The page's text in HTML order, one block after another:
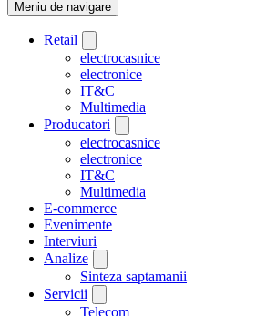
Meniu de navigare
Retail
electrocasnice
electronice
IT&C
Multimedia
Producatori
electrocasnice
electronice
IT&C
Multimedia
E-commerce
Evenimente
Interviuri
Analize
Sinteza saptamanii
Servicii
Telecom